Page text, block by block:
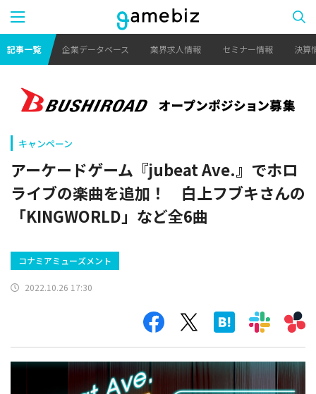
記事一覧 企業データベース 業界求人情報 セミナー情報 決算
キャンペーン
アーケードゲーム『jubeat Ave.』でホロ
ライブの楽曲を追加！ 白上フブキさんの
「KINGWORLD」など全6曲
コナミアミューズメント
2022.10.26 17:30